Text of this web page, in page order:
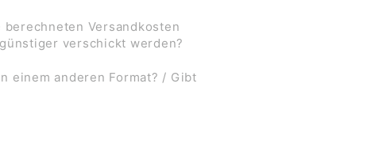
Versandkosten
verschickt werden?
einem anderen Format? / Gibt